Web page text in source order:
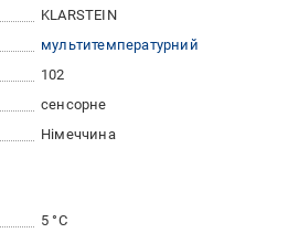
KLARSTEIN
мультитемпературний
102
сенсорне
Німеччина
5 °С